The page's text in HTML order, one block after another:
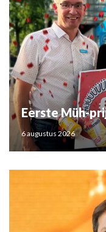
Eerste Müh-
6 augustus 2026